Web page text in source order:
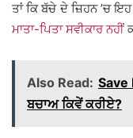
ਤਾਂ ਕਿ ਬੱਚੇ ਦੇ ਜ਼ਿਹਨ ’ਚ
ਮਾਤਾ-ਪਿਤਾ ਸਵੀਕਾਰ ਨਹੀਂ
Also Read: Save
ਬਚਾਅ ਕਿਵੇਂ ਕਰੀਏ?